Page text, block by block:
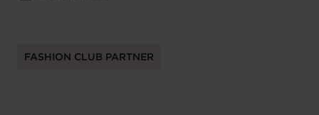
FASHION CLUB PARTNER